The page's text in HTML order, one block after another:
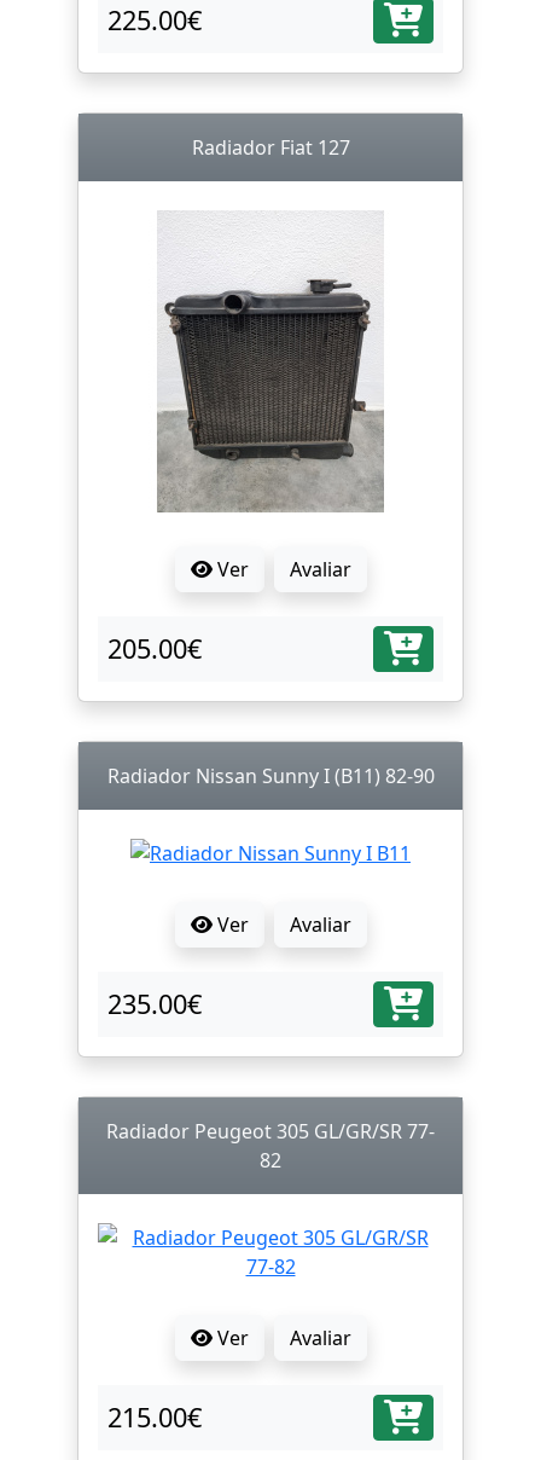
225.00€
Radiador Fiat 127
Ver Avaliar
205.00€
Radiador Nissan Sunny I (B11) 82-90
Ver Avaliar
235.00€
Radiador Peugeot 305 GL/GR/SR 77-
82
Ver Avaliar
215.00€